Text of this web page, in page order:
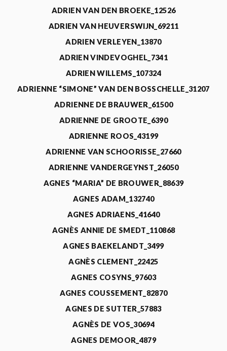
ADRIEN VAN DEN BROEKE_12526
ADRIEN VAN HEUVERSWIJN_69211
ADRIEN VERLEYEN_13870
ADRIEN VINDEVOGHEL_7341
ADRIEN WILLEMS_107324
ADRIENNE “SIMONE” VAN DEN BOSSCHELLE_31207
ADRIENNE DE BRAUWER_61500
ADRIENNE DE GROOTE_6390
ADRIENNE ROOS_43199
ADRIENNE VAN SCHOORISSE_27660
ADRIENNE VANDERGEYNST_26050
AGNES “MARIA” DE BROUWER_88639
AGNES ADAM_132740
AGNES ADRIAENS_41640
AGNÈS ANNIE DE SMEDT_110868
AGNES BAEKELANDT_3499
AGNÈS CLEMENT_22425
AGNES COSYNS_97603
AGNES COUSSEMENT_82870
AGNES DE SUTTER_57883
AGNÈS DE VOS_30694
AGNES DEMOOR_4879